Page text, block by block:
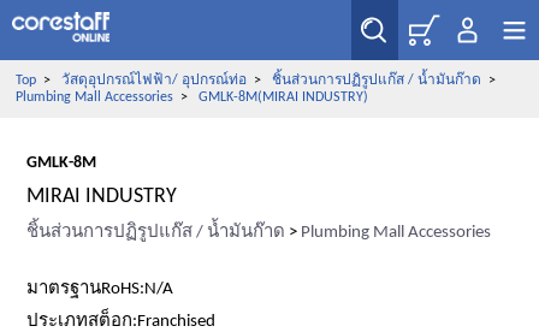
Top> วัสดุอุปกรณ์ไฟฟ้า/ อุปกรณ์ท่อ> ชิ้นส่วนการปฏิรูปแก๊ส / น้ำมันก๊าด >
Plumbing Mall Accessories> GMLK-8M(MIRAI INDUSTRY)
GMLK-8M
MIRAI INDUSTRY
ชิ้นส่วนการปฏิรูปแก๊ส / น้ำมันก๊าด > Plumbing Mall Accessories
มาตรฐานRoHS:N/A
ประเภทสต็อก:Franchised